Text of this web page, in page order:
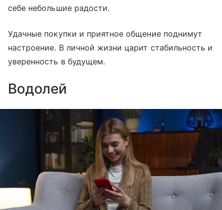
себе небольшие радости.
Удачные покупки и приятное общение поднимут
настроение. В личной жизни царит стабильность и
уверенность в будущем.
Водолей